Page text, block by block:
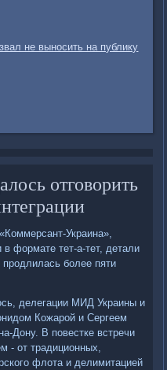
не выносить на публику
отговорить
Украина»,
формате тет-а-тет, детали
продлилась более пяти
делегации МИД Украины и
Кожарой и Сергеем
Дону. В повестке встречи
- от традиционных,
флοта и делимитацией